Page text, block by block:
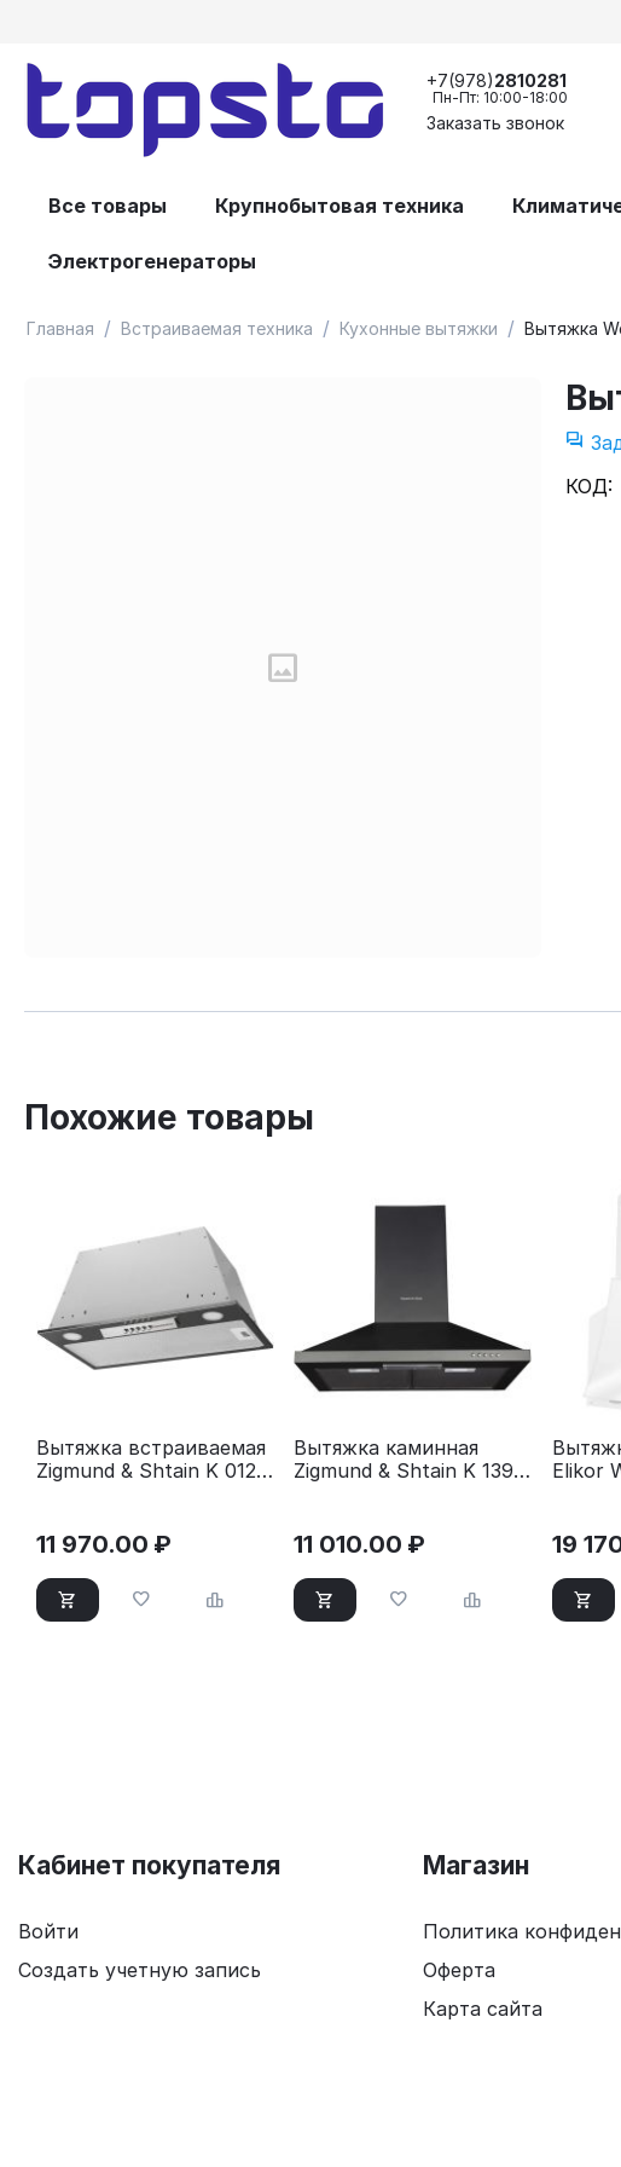
+7(978)2810281
Пн-Пт: 10:00-18:00
Заказать звонок
Все товары Крупнобытовая техника
Электрогенераторы
Главная / Встраиваемая техника / Кухонные вытяжки / Вытяжка
КОД:
Похожие товары
Вытяжка встраиваемая
Zigmund & Shtain K 012.5
11 970.00 ₽
Вытяжка каминная
Zigmund & Shtain K 139.6
11 010.00 ₽
Elikor
19
Кабинет покупателя
Войти
Создать учетную запись
Магазин
Политика
Оферта
Карта сайта